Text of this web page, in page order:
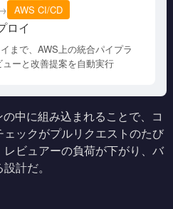
AWS CI/CD
ロイ
まで、AWS上の統合パイプラ
ーと改善提案を自動実行
中に組み込まれることで、コ
ックがプルリクエストのたび
ビュアーの負荷が下がり、バ
計だ。